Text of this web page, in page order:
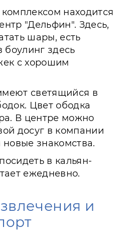
находится
"Дельфин". Здесь,
шары, есть
боулинг здесь
с хорошим
светящийся в
Цвет ободка
В центре можно
досуг в компании
знакомства.
в кальян-
ежедневно.
и